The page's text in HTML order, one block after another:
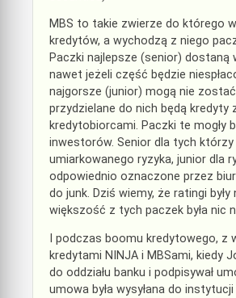
MBS to takie zwierze do którego
kredytów, a wychodzą z niego
Paczki najlepsze (senior) dostaną
nawet jeżeli część będzie
najgorsze (junior) mogą nie zostać
przydzielane do nich będą kredyty
kredytobiorcami. Paczki te mogły
inwestorów. Senior dla tych którzy
umiarkowanego ryzyka, junior dla
odpowiednio oznaczone przez
do junk. Dziś wiemy, że ratingi były
większość z tych paczek była nic
I podczas boomu kredytowego, z
kredytami NINJA i MBSami, kiedy
do oddziału banku i podpisywał
umowa była wysyłana do